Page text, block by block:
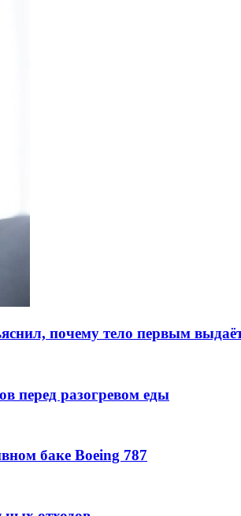
почему тело первым
перед разогревом еды
баке Boeing 787